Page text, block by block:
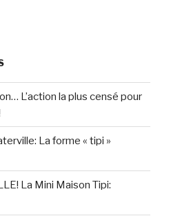
L’action la plus censé pour
La forme « tipi »
La Mini Maison Tipi: